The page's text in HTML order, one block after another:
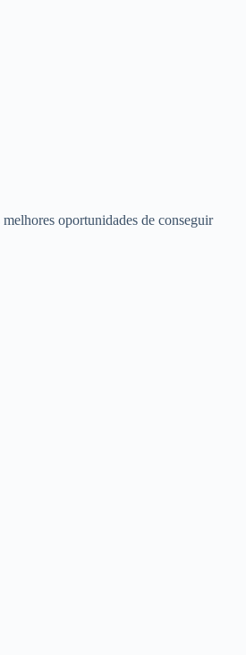
oportunidades de conseguir